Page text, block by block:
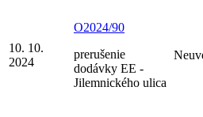
10. 10.
2024
O2024/90
prerušenie
dodávky EE -
Jilemnického ulica